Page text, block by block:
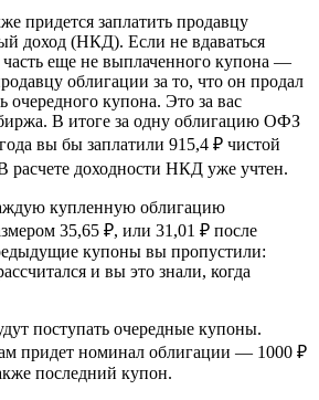
придется заплатить продавцу
доход (НКД). Если не вдаваться
часть еще не выплаченного купона —
облигации за то, что он продал
очередного купона. Это за вас
В итоге за одну облигацию ОФЗ
вы бы заплатили 915,4 ₽ чистой
доходности НКД уже учтен.
купленную облигацию
35,65 ₽, или 31,01 ₽ после
купоны вы пропустили:
и вы это знали, когда
поступать очередные купоны.
придет номинал облигации — 1000 ₽
последний купон.